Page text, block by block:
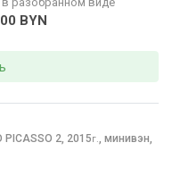
BYN
PICASSO 2, 2015г. минивэн,